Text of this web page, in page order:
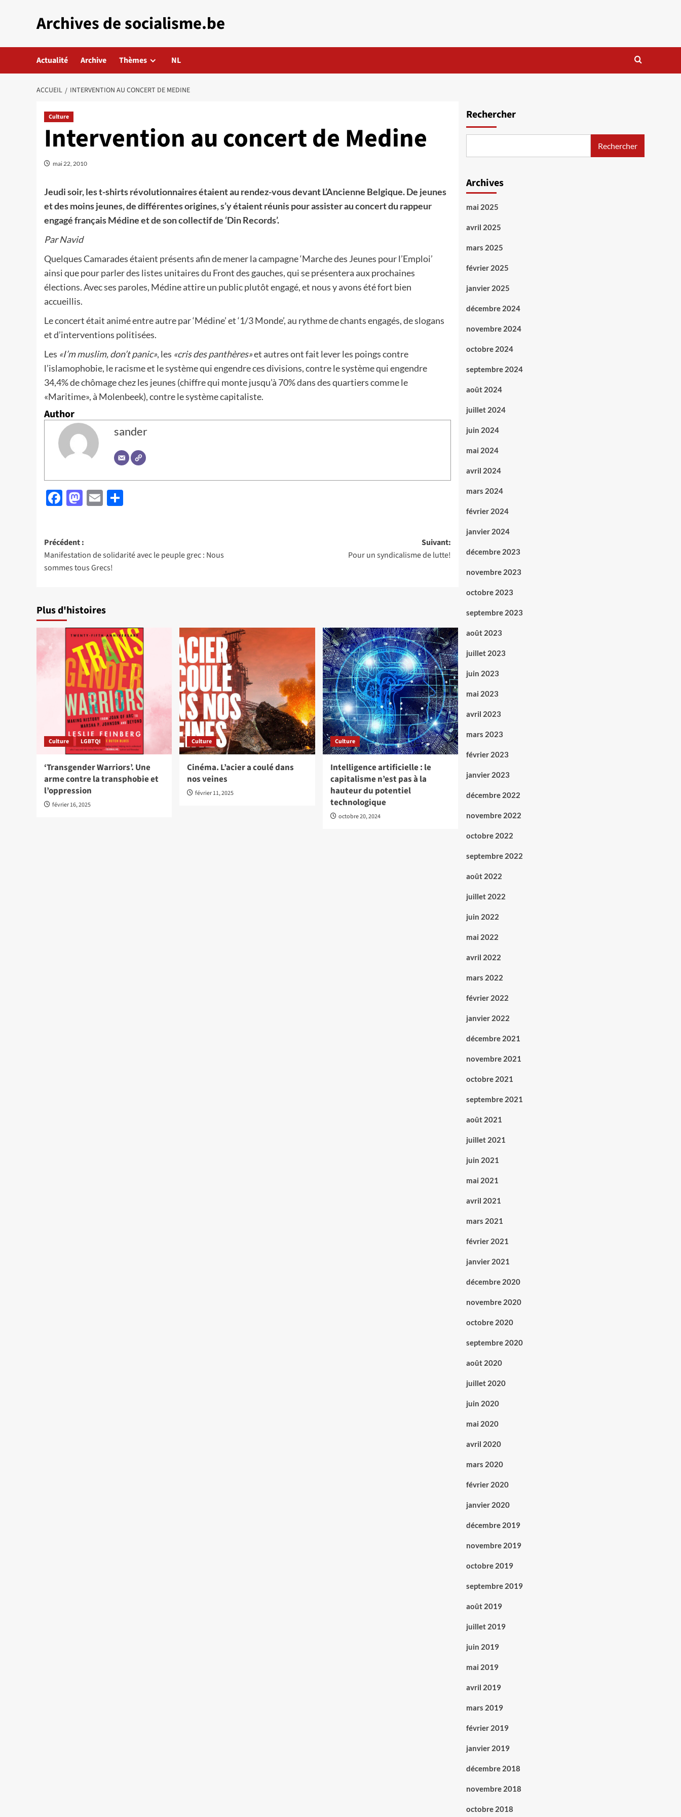
Archives de socialisme.be
Actualité Archive Thèmes NL
ACCUEIL INTERVENTION AU CONCERT DE MEDINE
Culture
Intervention au concert de Medine
mai 22, 2010
Jeudi soir, les t-shirts révolutionnaires étaient au rendez-vous devant L’Ancienne Belgique. De jeunes
et des moins jeunes, de différentes origines, s’y étaient réunis pour assister au concert du rappeur
engagé français Médine et de son collectif de ‘Din Records’.
Par Navid
Quelques Camarades étaient présents afin de mener la campagne ‘Marche des Jeunes pour l’Emploi’
ainsi que pour parler des listes unitaires du Front des gauches, qui se présentera aux prochaines
élections. Avec ses paroles, Médine attire un public plutôt engagé, et nous y avons été fort bien
accueillis.
Le concert était animé entre autre par ‘Médine’ et ‘1/3 Monde’, au rythme de chants engagés, de slogans
et d’interventions politisées.
Les «I’m muslim, don’t panic», les «cris des panthères»et autres ont fait lever les poings contre
l’islamophobie, le racisme et le système qui engendre ces divisions, contre le système qui engendre
34,4% de chômage chez les jeunes (chiffre qui monte jusqu’à 70% dans des quartiers comme le
«Maritime», à Molenbeek), contre le système capitaliste.
Author
sander
Facebook
Mastodon
Email
Navigation
d’article
Précédent :
Manifestation de solidarité avec le peuple grec : Nous
sommes tous Grecs!
Suivant:
Pour un syndicalisme de lutte!
Plus d'histoires
Culture LGBTQI
‘Transgender Warriors’. Une
arme contre la transphobie et
l’oppression
février 16, 2025
Culture
Cinéma. L’acier a coulé dans
nos veines
février 11, 2025
Culture
Intelligence artificielle : le
capitalisme n’est pas à la
hauteur du potentiel
technologique
octobre 20, 2024
Rechercher
Rechercher
Archives
mai 2025
avril 2025
mars 2025
février 2025
janvier 2025
décembre 2024
novembre 2024
octobre 2024
septembre 2024
août 2024
juillet 2024
juin 2024
mai 2024
avril 2024
mars 2024
février 2024
janvier 2024
décembre 2023
novembre 2023
octobre 2023
septembre 2023
août 2023
juillet 2023
juin 2023
mai 2023
avril 2023
mars 2023
février 2023
janvier 2023
décembre 2022
novembre 2022
octobre 2022
septembre 2022
août 2022
juillet 2022
juin 2022
mai 2022
avril 2022
mars 2022
février 2022
janvier 2022
décembre 2021
novembre 2021
octobre 2021
septembre 2021
août 2021
juillet 2021
juin 2021
mai 2021
avril 2021
mars 2021
février 2021
janvier 2021
décembre 2020
novembre 2020
octobre 2020
septembre 2020
août 2020
juillet 2020
juin 2020
mai 2020
avril 2020
mars 2020
février 2020
janvier 2020
décembre 2019
novembre 2019
octobre 2019
septembre 2019
août 2019
juillet 2019
juin 2019
mai 2019
avril 2019
mars 2019
février 2019
janvier 2019
décembre 2018
novembre 2018
octobre 2018